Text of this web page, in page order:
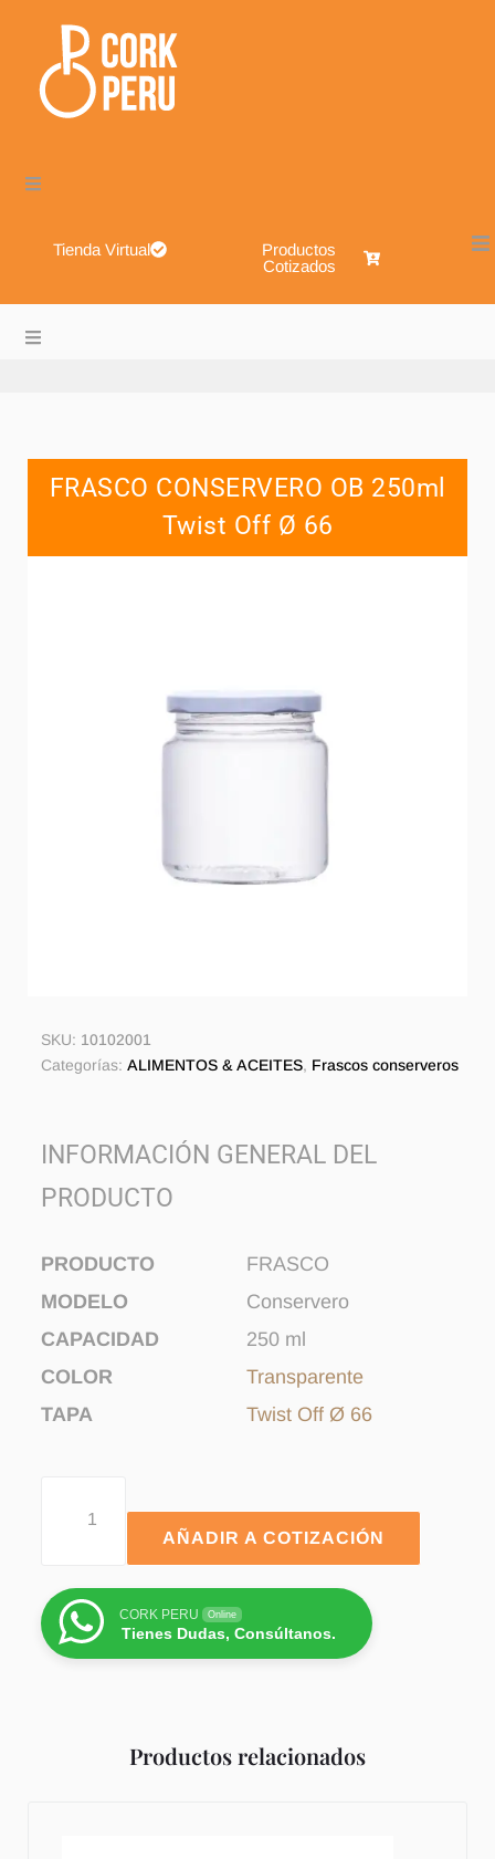
Tienda Virtual
Productos
Cotizados
ShopFRASCO CONSERVERO OB 250ml
Twist Off Ø 66
SKU: 10102001
Categorías: ALIMENTOS & ACEITES, Frascos conserveros
INFORMACIÓN GENERAL DEL
PRODUCTO
PRODUCTO
FRASCO
MODELO
Conservero
CAPACIDAD
250 ml
COLOR
Transparente
TAPA
Twist Off Ø 66
AÑADIR A COTIZACIÓN
CORK PERU Online
Tienes Dudas, Consúltanos.
Productos relacionados